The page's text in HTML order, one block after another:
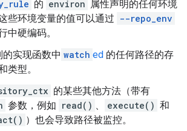
的 environ 属性声明的任何环境
些环境变量的值可以通过 --repo_env
中硬编码。
实现函数中 watch ed 的任何路径的存
类型。
的某些其他方法（带有
参数，例如 read() 、 execute() 和
）也会导致路径被监控。